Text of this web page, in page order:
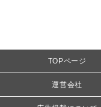
TOPページ
運営会社